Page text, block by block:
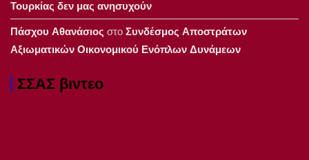
Τουρκίας δεν μας ανησυχούν
Πάσχου Αθανάσιος στοΣυνδέσμος Αποστράτων
Αξιωματικών Οικονομικού Ενόπλων Δυνάμεων
ΣΣΑΣ βιντεο